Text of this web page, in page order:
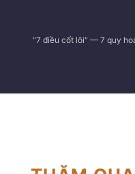
"7 điều cốt lõi" — 7 quy